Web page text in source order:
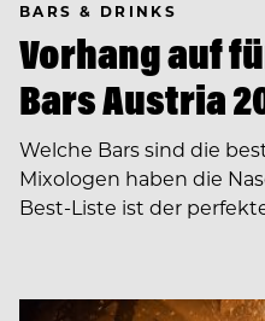
BARS & DRINKS
Vorhang auf
Bars Austria
Welche Bars sind die
Mixologen haben die
Best-Liste ist der